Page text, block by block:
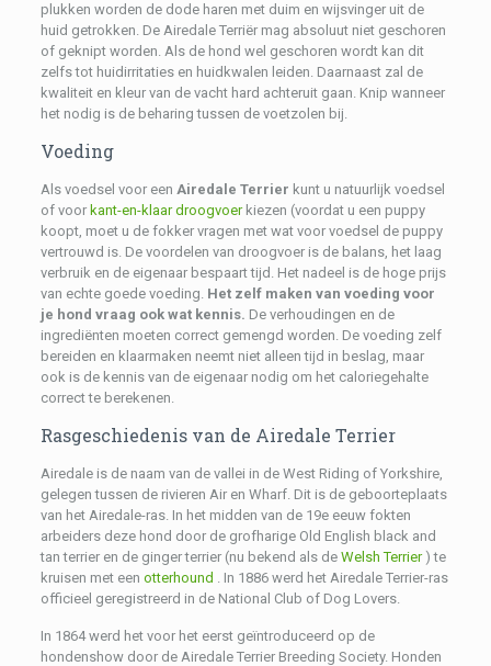
plukken worden de dode haren met duim en wijsvinger uit de
huid getrokken. De Airedale Terriër mag absoluut niet geschoren
of geknipt worden. Als de hond wel geschoren wordt kan dit
zelfs tot huidirritaties en huidkwalen leiden. Daarnaast zal de
kwaliteit en kleur van de vacht hard achteruit gaan. Knip wanneer
het nodig is de beharing tussen de voetzolen bij.
Voeding
Als voedsel voor een Airedale Terrier kunt u natuurlijk voedsel
of voor kant-en-klaar droogvoerkiezen (voordat u een puppy
koopt, moet u de fokker vragen met wat voor voedsel de puppy
vertrouwd is. De voordelen van droogvoer is de balans, het laag
verbruik en de eigenaar bespaart tijd. Het nadeel is de hoge prijs
van echte goede voeding. Het zelf maken van voeding voor
je hond vraag ook wat kennis. De verhoudingen en de
ingrediënten moeten correct gemengd worden. De voeding zelf
bereiden en klaarmaken neemt niet alleen tijd in beslag, maar
ook is de kennis van de eigenaar nodig om het caloriegehalte
correct te berekenen.
Rasgeschiedenis van de Airedale Terrier
Airedale is de naam van de vallei in de West Riding of Yorkshire,
gelegen tussen de rivieren Air en Wharf. Dit is de geboorteplaats
van het Airedale-ras. In het midden van de 19e eeuw fokten
arbeiders deze hond door de grofharige Old English black and
tan terrier en de ginger terrier (nu bekend als de Welsh Terrier) te
kruisen met een otterhound
. In 1886 werd het Airedale Terrier-ras
officieel geregistreerd in de National Club of Dog Lovers.
In 1864 werd het voor het eerst geïntroduceerd op de
hondenshow door de Airedale Terrier Breeding Society. Honden